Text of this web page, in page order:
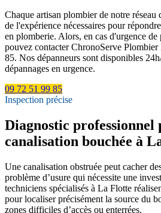
Chaque artisan plombier de notre réseau
de l'expérience nécessaires pour
en plomberie. Alors, en cas d'urgence
pouvez contacter ChronoServe
85. Nos dépanneurs sont disponibles
dépannages en urgence.
09 72 51 99 85
Inspection précise
Diagnostic professionnel
canalisation bouchée à
Une canalisation obstruée peut cacher
problème d’usure qui nécessite une
techniciens spécialisés à La Flotte
pour localiser précisément la source du
zones difficiles d’accès ou enterrées.